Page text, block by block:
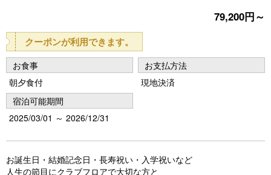
u
s
79,200円～
クーポンが利用できます。
お食事
朝夕食付
お支払方法
現地決済
宿泊可能期間
2025/03/01 ～ 2026/12/31
お誕生日・結婚記念日・長寿祝い・入学祝いなど
人生の節目にクラブフロアで大切な方と